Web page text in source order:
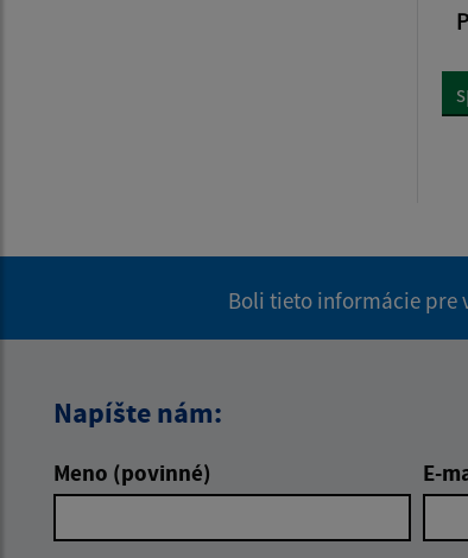
Boli tieto informácie pre
Napíšte nám:
Meno (povinné) E-